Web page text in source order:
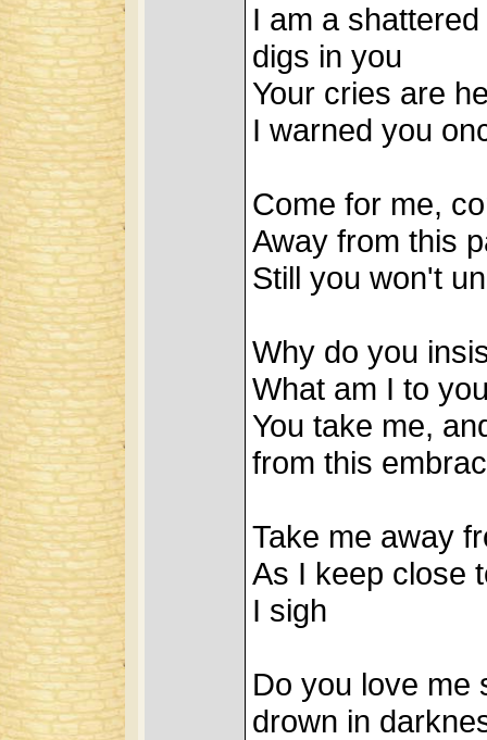
I am a
digs in you
Your cries are
I warned you
Come for me,
Away from this
Still you won't
Why do you
What am I to
You take me,
from this
Take me away
As I keep close
I sigh
Do you love me
drown in